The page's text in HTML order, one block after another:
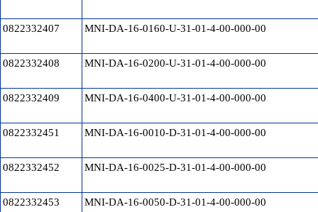
0822332407 MNI-DA-16-0160-U-31-01-4-00-000-00
0822332408 MNI-DA-16-0200-U-31-01-4-00-000-00
0822332409 MNI-DA-16-0400-U-31-01-4-00-000-00
0822332451 MNI-DA-16-0010-D-31-01-4-00-000-00
0822332452 MNI-DA-16-0025-D-31-01-4-00-000-00
0822332453 MNI-DA-16-0050-D-31-01-4-00-000-00